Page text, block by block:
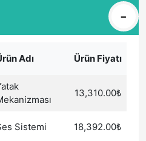
Ürün Fiyatı